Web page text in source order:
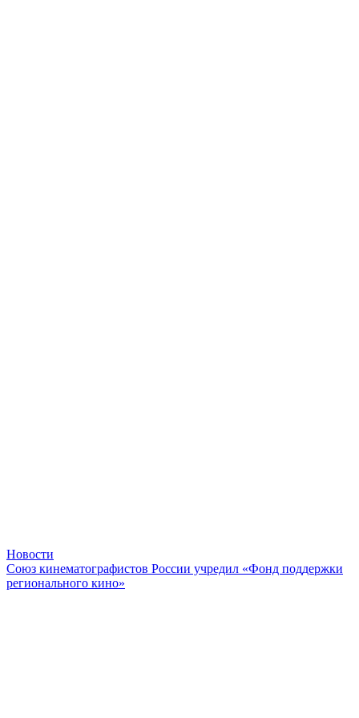
Новости
Союз кинематографистов России учредил «Фонд поддержки
регионального кино»